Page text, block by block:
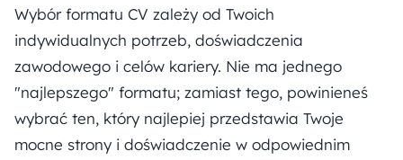
Wybór formatu CV zależy od Twoich
indywidualnych potrzeb, doświadczenia
zawodowego i celów kariery. Nie ma jednego
"najlepszego" formatu; zamiast tego, powinieneś
wybrać ten, który najlepiej przedstawia Twoje
mocne strony i doświadczenie w odpowiednim